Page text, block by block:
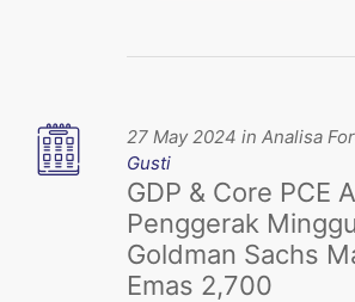
27 May 2024 in Analisa
Gusti
GDP & Core PCE
Penggerak
Goldman Sachs
Emas 2,700